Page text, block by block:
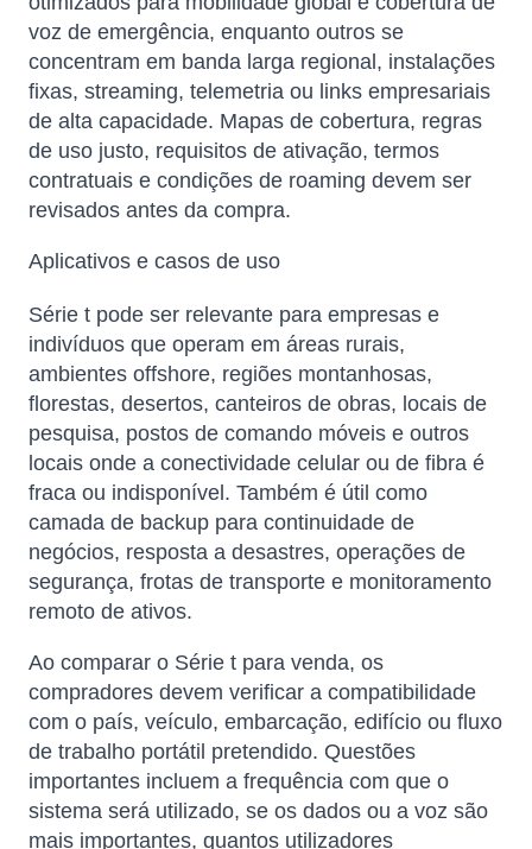
voz de emergência, enquanto outros se
concentram em banda larga regional, instalações
fixas, streaming, telemetria ou links empresariais
de alta capacidade. Mapas de cobertura, regras
de uso justo, requisitos de ativação, termos
contratuais e condições de roaming devem ser
revisados ​​antes da compra.
Aplicativos e casos de uso
Série t pode ser relevante para empresas e
indivíduos que operam em áreas rurais,
ambientes offshore, regiões montanhosas,
florestas, desertos, canteiros de obras, locais de
pesquisa, postos de comando móveis e outros
locais onde a conectividade celular ou de fibra é
fraca ou indisponível. Também é útil como
camada de backup para continuidade de
negócios, resposta a desastres, operações de
segurança, frotas de transporte e monitoramento
remoto de ativos.
Ao comparar o Série t para venda, os
compradores devem verificar a compatibilidade
com o país, veículo, embarcação, edifício ou fluxo
de trabalho portátil pretendido. Questões
importantes incluem a frequência com que o
sistema será utilizado, se os dados ou a voz são
mais importantes, quantos utilizadores